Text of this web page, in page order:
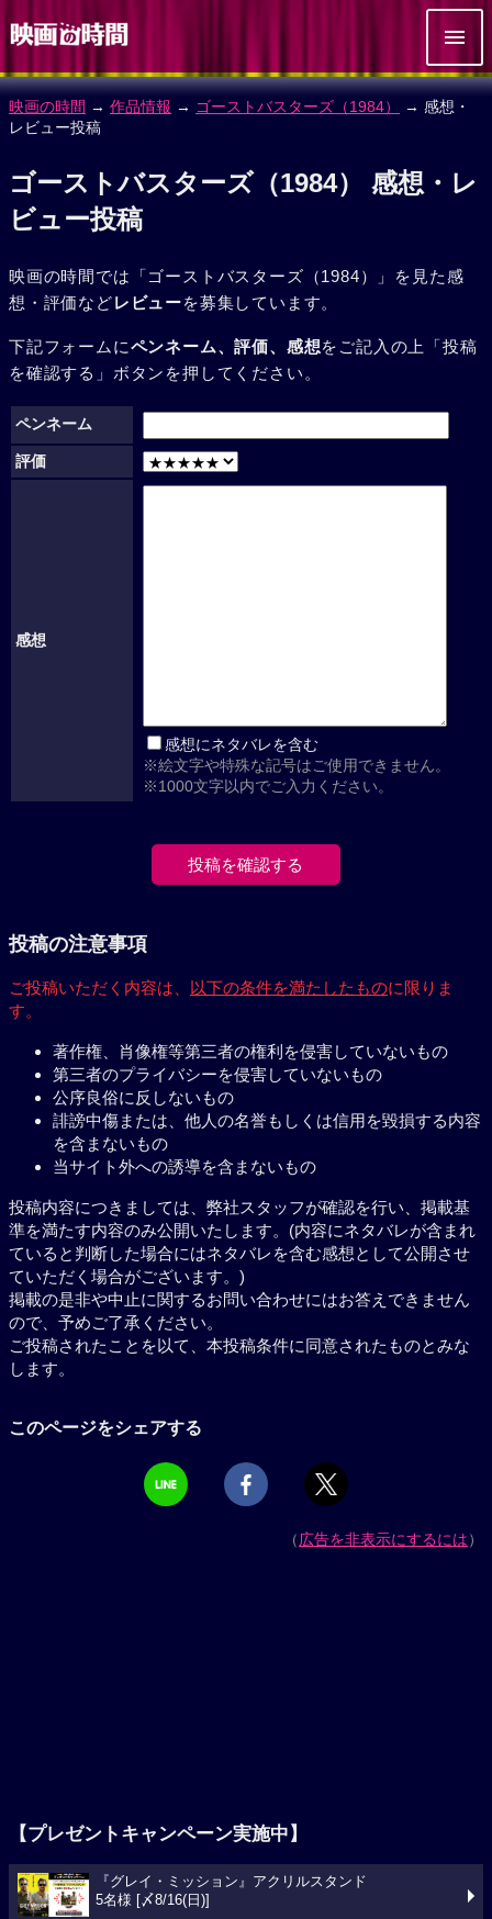
映画の時間 → 作品情報 → ゴーストバスターズ（1984）
→ 感想・
レビュー投稿
ゴーストバスターズ（1984） 感想・レ
ビュー投稿
映画の時間では「ゴーストバスターズ（1984）」を見た感
想・評価などレビューを募集しています。
下記フォームにペンネーム、評価、感想をご記入の上「投稿
を確認する」ボタンを押してください。
ペンネーム
評価
感想
感想にネタバレを含む
※絵文字や特殊な記号はご使用できません。
※1000文字以内でご入力ください。
投稿の注意事項
ご投稿いただく内容は、 以下の条件を満たしたものに限りま
す。
著作権、肖像権等第三者の権利を侵害していないもの
第三者のプライバシーを侵害していないもの
公序良俗に反しないもの
誹謗中傷または、他人の名誉もしくは信用を毀損する内容
を含まないもの
当サイト外への誘導を含まないもの
投稿内容につきましては、弊社スタッフが確認を行い、掲載基
準を満たす内容のみ公開いたします。(内容にネタバレが含まれ
ていると判断した場合にはネタバレを含む感想として公開させ
ていただく場合がございます。)
掲載の是非や中止に関するお問い合わせにはお答えできません
ので、予めご了承ください。
ご投稿されたことを以て、本投稿条件に同意されたものとみな
します。
このページをシェアする
（広告を非表示にするには）
【プレゼントキャンペーン実施中】
『グレイ・ミッション』アクリルスタンド
5名様 [〆8/16(日)]